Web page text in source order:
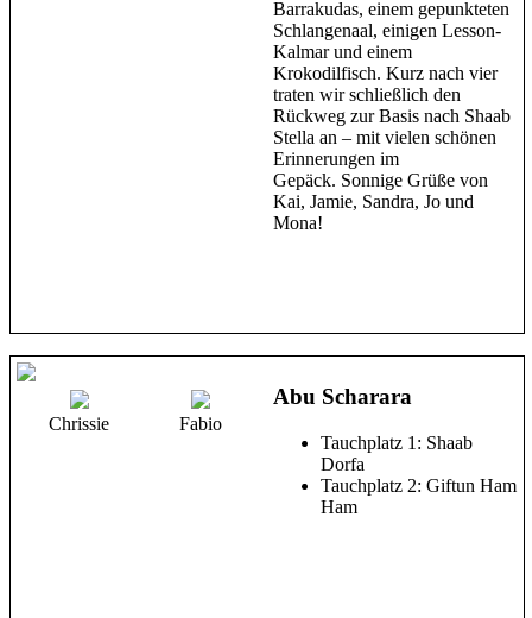
Barrakudas, einem gepunkteten
Schlangenaal, einigen Lesson-
Kalmar und einem
Krokodilfisch. Kurz nach vier
traten wir schließlich den
Rückweg zur Basis nach Shaab
Stella an – mit vielen schönen
Erinnerungen im
Gepäck. Sonnige Grüße von
Kai, Jamie, Sandra, Jo und
Mona!
Chrissie Fabio
Abu Scharara
Tauchplatz 1: Shaab
Dorfa
Tauchplatz 2: Giftun Ham
Ham